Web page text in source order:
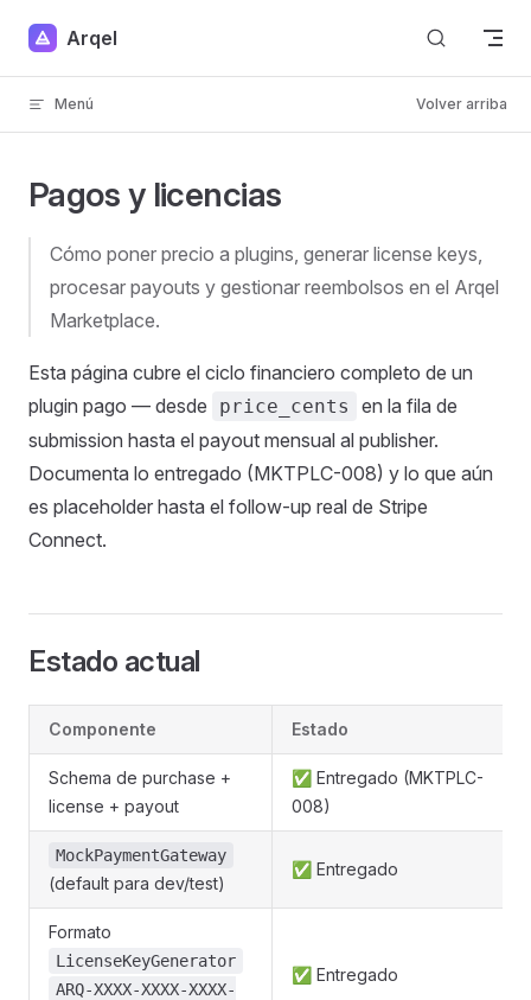
Skip to content
Arqel
Menú Volver arriba
Pagos y licencias
Cómo poner precio a plugins, generar license keys,
procesar payouts y gestionar reembolsos en el Arqel
Marketplace.
Esta página cubre el ciclo financiero completo de un
plugin pago — desde
price_cents
en la fila de
submission hasta el payout mensual al publisher.
Documenta lo entregado (MKTPLC-008) y lo que aún
es placeholder hasta el follow-up real de Stripe
Connect.
Estado actual
Componente Estado
Schema de purchase +
license + payout
✅ Entregado (MKTPLC-
008)
MockPaymentGateway
(default para dev/test)
✅ Entregado
Formato
LicenseKeyGenerator
ARQ-XXXX-XXXX-XXXX-
✅ Entregado